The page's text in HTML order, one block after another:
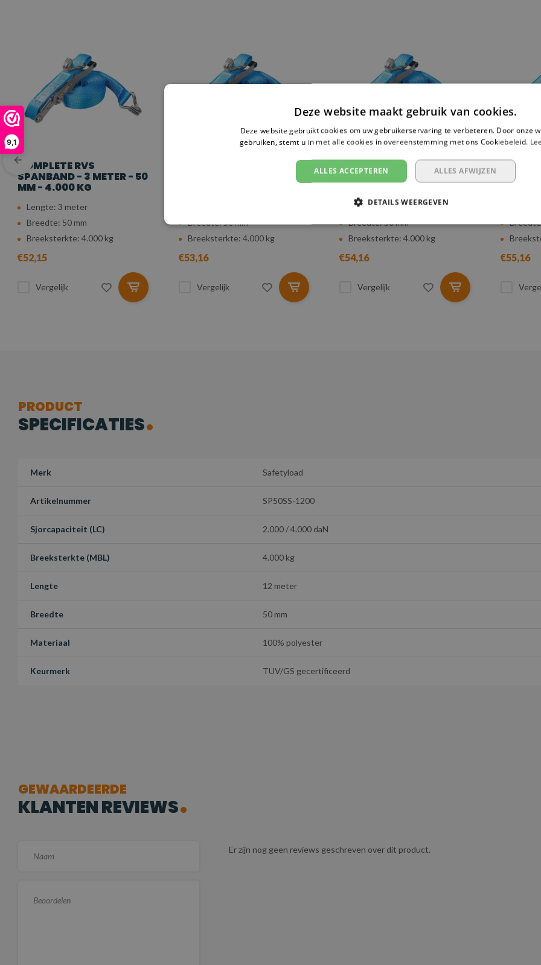
9,1
COMPLETE RVS
SPANBAND - 3 METER - 50
MM - 4.000 KG
Lengte: 3 meter
Breedte: 50 mm
Breeksterkte: 4.000 kg
€52,15
Vergelijk
Breedte: 50 mm
Breeksterkte: 4.000 kg
€53,16
Vergelijk
COMPLETE RVS
SPANBAND - 5 METER - 50
MM - 4.000 KG
Lengte: 5 meter
Breedte: 50 mm
Breeksterkte: 4.000 kg
€54,16
Vergelijk
MM -
€55,16
PRODUCT
SPECIFICATIES
Merk Safetyload
Artikelnummer SP50SS-1200
Sjorcapaciteit (LC) 2.000 / 4.000 daN
Breeksterkte (MBL) 4.000 kg
Lengte 12 meter
Breedte 50 mm
Materiaal 100% polyester
Keurmerk TUV/GS gecertificeerd
GEWAARDEERDE
KLANTEN REVIEWS
Er zijn nog geen reviews geschreven over dit product.
Deze website maakt gebruik van cookies.
Deze website gebruikt cookies om uw gebruikerservaring te verbeteren. Door onze
gebruiken, stemt u in met alle cookies in overeenstemming met ons Cookiebeleid.
ALLES ACCEPTEREN ALLES AFWIJZEN
DETAILS WEERGEVEN